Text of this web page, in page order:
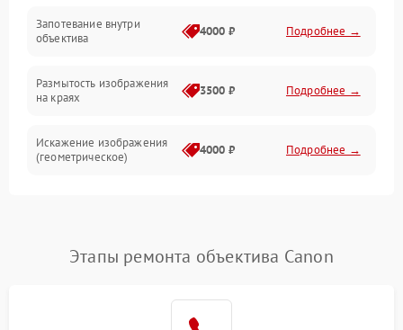
Запотевание внутри
объектива
4000 ₽ Подробнее →
Размытость изображения
на краях
3500 ₽ Подробнее →
Искажение изображения
(геометрическое)
4000 ₽ Подробнее →
Проблемы с резкостью
Этапы ремонта объектива Canon